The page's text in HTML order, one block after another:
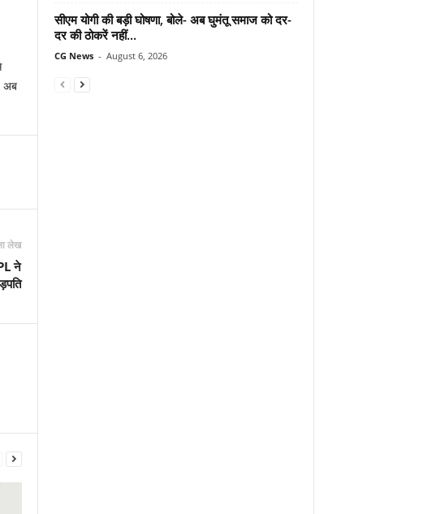
अब
लेख
ने
सीएम योगी की बड़ी घोषणा, बोले- अब घुमंतू समाज को दर-
दर की ठोकरें नहीं...
CG News - August 6, 2026